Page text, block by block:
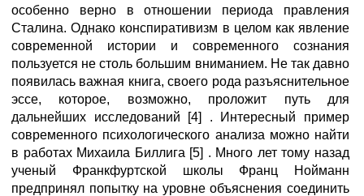
особенно верно в отношении периода правления
Сталина. Однако конспиративизм в целом как явление
современной истории и современного сознания
пользуется не столь большим вниманием. Не так давно
появилась важная книга, своего рода разъяснительное
эссе, которое, возможно, проложит путь для
дальнейших исследований [4] . Интересный пример
современного психологического анализа можно найти
в работах Михаила Биллига [5] . Много лет тому назад
ученый Франкфуртской школы Франц Нойманн
предпринял попытку на уровне объяснения соединить